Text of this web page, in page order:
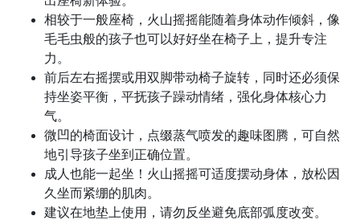
相较于一般座椅，火山摇摇能随着身体动作倾斜，像
毛毛虫般的孩子也可以好好坐在椅子上，提升专注
力。
前后左右摇摆或用双脚带动椅子旋转，同时还必须保
持坐姿平衡，平抚孩子躁动情绪，强化身体核心力
气。
微凹的椅面设计，点缀蒸气喷发的趣味图腾，可自然
地引导孩子坐到正确位置。
成人也能一起坐！火山摇摇可适度摆动身体，放松因
久坐而紧绷的肌肉。
建议在地垫上使用，请勿反坐避免底部弧度改变。